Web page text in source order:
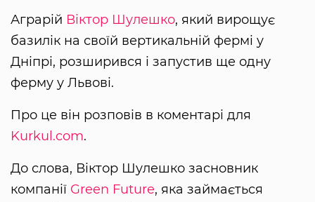
Аграрій Віктор Шулешко, який вирощує
базилік на своїй вертикальній фермі у
Дніпрі, розширився і запустив ще одну
ферму у Львові.
Про це він розповів в коментарі для
Kurkul.com.
До слова, Віктор Шулешко засновник
компанії Green Futurе, яка займається